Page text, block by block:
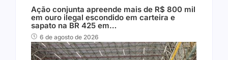
Ação conjunta apreende mais de R$ 800 mil
em ouro ilegal escondido em carteira e
sapato na BR 425 em…
6 de agosto de 2026